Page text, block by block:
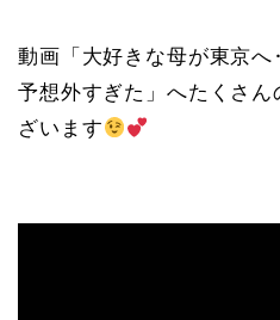
動画「大好きな母が東京
予想外すぎた」へたくさ
ざいます